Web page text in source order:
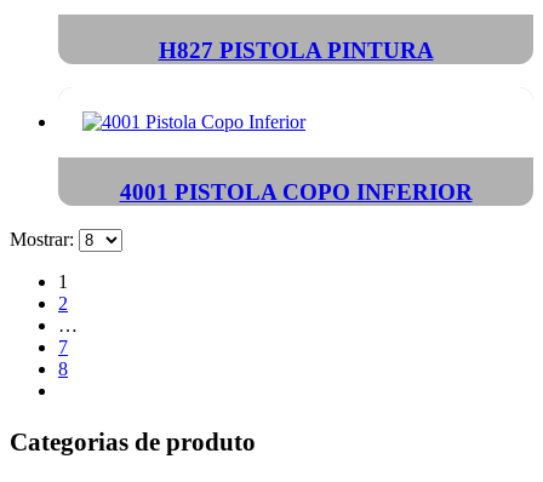
H827 PISTOLA PINTURA
4001 PISTOLA COPO INFERIOR
Mostrar:
1
2
…
7
8
Categorias de produto